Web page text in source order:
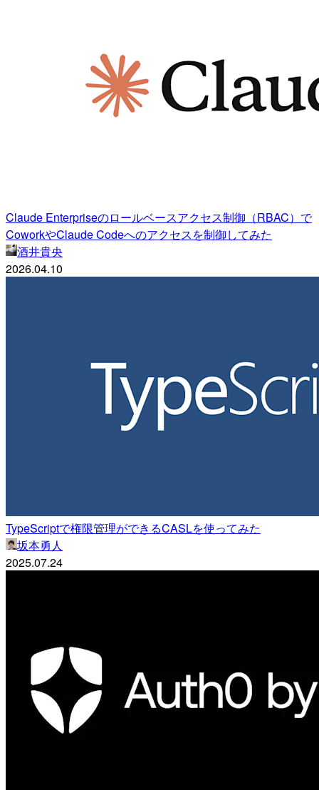
Claude Enterpriseのロールベースアクセス制御（RBAC）で
CoworkやClaude Codeへのアクセスを制御してみた
酒井貴央
2026.04.10
TypeScriptで権限管理ができるCASLを使ってみた
坂本勇人
2025.07.24